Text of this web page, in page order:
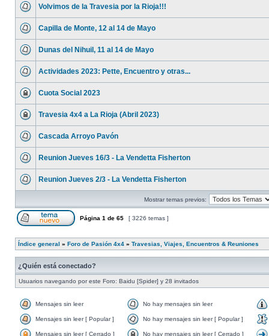
Volvimos de la Travesia por la Rioja!!!
Capilla de Monte, 12 al 14 de Mayo
Dunas del Nihuil, 11 al 14 de Mayo
Actividades 2023: Pette, Encuentro y otras...
Cuota Social 2023
Travesia 4x4 a La Rioja (Abril 2023)
Cascada Arroyo Pavón
Reunion Jueves 16/3 - La Vendetta Fisherton
Reunion Jueves 2/3 - La Vendetta Fisherton
Mostrar temas previos:
Página 1 de 65 [ 3226 temas ]
Índice general » Foro de Pasión 4x4 » Travesias, Viajes, Encuentros & Reuniones
¿Quién está conectado?
Usuarios navegando por este Foro: Baidu [Spider] y 28 invitados
Mensajes sin leer No hay mensajes sin leer
Mensajes sin leer [ Popular ] No hay mensajes sin leer [ Popular ]
Mensajes sin leer [ Cerrado ] No hay mensajes sin leer [ Cerrado ]